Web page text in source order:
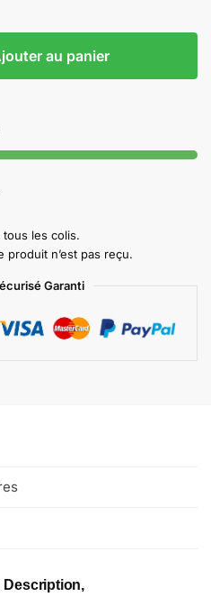
au panier
les colis.
produit n’est pas reçu.
Garanti
Description,